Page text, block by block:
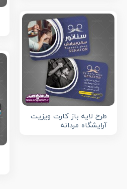
طرح لایه باز کارت ویزیت
آرایشگاه مردانه